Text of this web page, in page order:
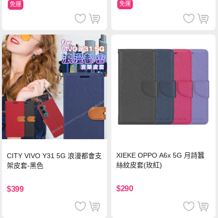
免運 免運
CITY VIVO Y31 5G 浪漫都會支
架皮套-黑色
$399
XIEKE OPPO A6x 5G 月詩蠶
絲紋皮套(玫紅)
$290